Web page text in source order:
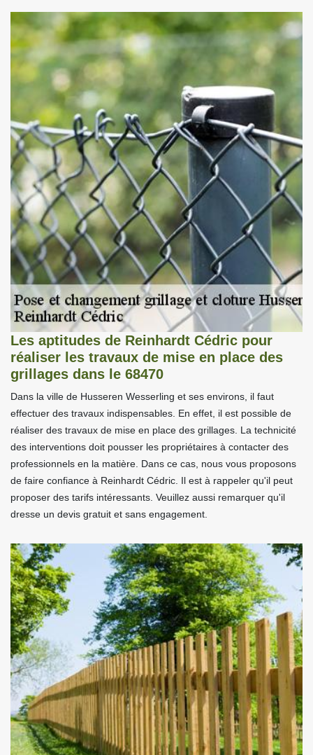
Les aptitudes de Reinhardt Cédric pour
réaliser les travaux de mise en place des
grillages dans le 68470
Dans la ville de Husseren Wesserling et ses environs, il faut
effectuer des travaux indispensables. En effet, il est possible de
réaliser des travaux de mise en place des grillages. La technicité
des interventions doit pousser les propriétaires à contacter des
professionnels en la matière. Dans ce cas, nous vous proposons
de faire confiance à Reinhardt Cédric. Il est à rappeler qu'il peut
proposer des tarifs intéressants. Veuillez aussi remarquer qu'il
dresse un devis gratuit et sans engagement.